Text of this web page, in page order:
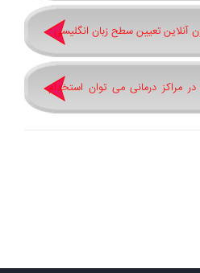
آنلاین تعیین سطح زبان انگلیسی
مراکز درمانی می توان استخدام